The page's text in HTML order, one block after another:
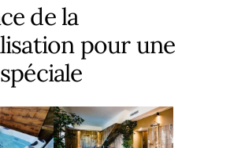
de la
pour une